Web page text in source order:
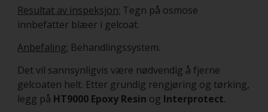
Resultat av inspeksjon: Tegn på osmose
innbefatter blæer i gelcoat.
Anbefaling: Behandlingssystem.
Det vil sannsynligvis være nødvendig å fjerne
gelcoaten helt. Etter grundig rengjøring og tørking,
legg på HT9000 Epoxy Resin og Interprotect.